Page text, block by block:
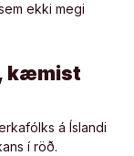
ekki megi
kæmist
á Íslandi
í röð.